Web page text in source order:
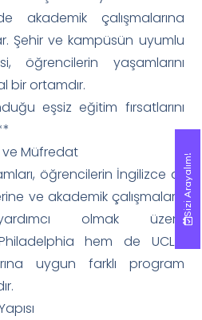
akademik çalışmalarına
Şehir ve kampüsün uyumlu
öğrencilerin yaşamlarını
bir ortamdır.
eşsiz eğitim fırsatlarını
Müfredat
öğrencilerin İngilizce dil
ve akademik çalışmalara
yardımcı olmak üzere
hem de UCLA,
uygun farklı program
Sizi Arayalım!
Sizi Arayalım!